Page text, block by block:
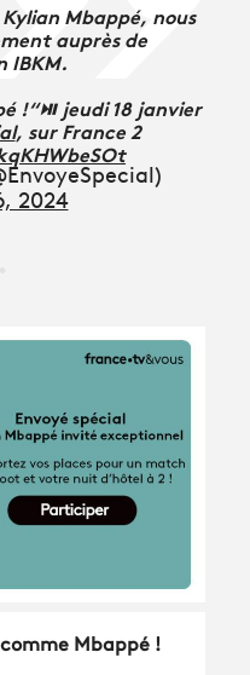
Mbappé, nous
auprès de
IBKM.
!“⏯ jeudi 18 janvier
, sur France 2
2024
Mbappé !